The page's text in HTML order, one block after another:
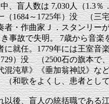
、盲人数は 7,030人（1.3％
1684～1725年）没 （三
・作曲家Ｊ．スタンリー
故で失明。 7歳から音楽
就任。1779年には王室
）没 （2500石の旗本で
混沌草》《垂加翁神説》な
歌をよくし、患者とし
後、盲人の統括職である